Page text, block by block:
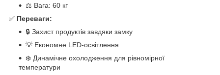
⚖️ Вага: 60 кг
✅ Переваги:
🔒 Захист продуктів завдяки замку
💡 Економне LED-освітлення
❄️ Динамічне охолодження для рівномірної
температури